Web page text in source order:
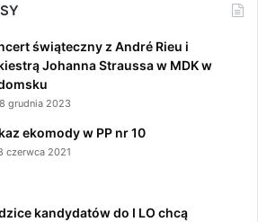
świąteczny z André Rieu i
Johanna Straussa w MDK w
grudnia 2023
ekomody w PP nr 10
czerwca 2021
kandydatów do I LO chcą